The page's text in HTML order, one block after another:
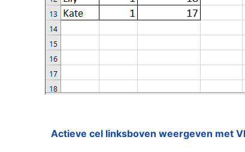
Actieve cel linksboven weergeven met